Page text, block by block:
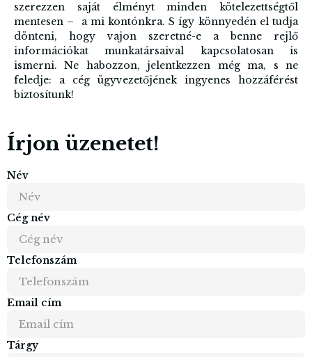
szerezzen saját élményt minden kötelezettségtől
mentesen – a mi kontónkra. S így könnyedén el tudja
dönteni, hogy vajon szeretné-e a benne rejlő
információkat munkatársaival kapcsolatosan is
ismerni. Ne habozzon, jelentkezzen még ma, s ne
feledje: a cég ügyvezetőjének ingyenes hozzáférést
biztosítunk!
Írjon üzenetet!
Név
Cég név
Telefonszám
Email cím
Tárgy